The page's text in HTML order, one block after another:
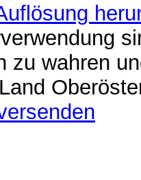
zu wahren